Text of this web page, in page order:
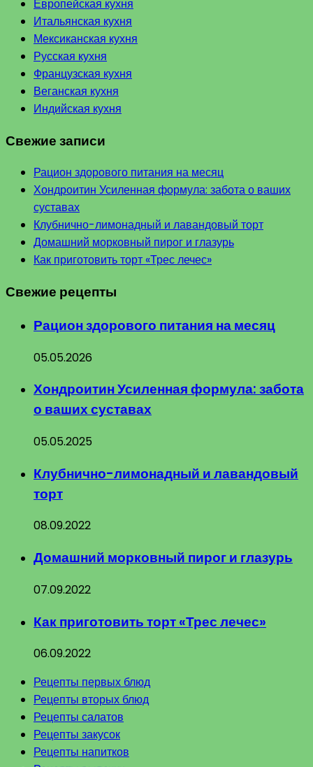
Европейская кухня
Итальянская кухня
Мексиканская кухня
Русская кухня
Французская кухня
Веганская кухня
Индийская кухня
Свежие записи
Рацион здорового питания на месяц
Хондроитин Усиленная формула: забота о ваших
суставах
Клубнично-лимонадный и лавандовый торт
Домашний морковный пирог и глазурь
Как приготовить торт «Трес лечес»
Свежие рецепты
Рацион здорового питания на месяц
05.05.2026
Хондроитин Усиленная формула: забота
о ваших суставах
05.05.2025
Клубнично-лимонадный и лавандовый
торт
08.09.2022
Домашний морковный пирог и глазурь
07.09.2022
Как приготовить торт «Трес лечес»
06.09.2022
Рецепты первых блюд
Рецепты вторых блюд
Рецепты салатов
Рецепты закусок
Рецепты напитков